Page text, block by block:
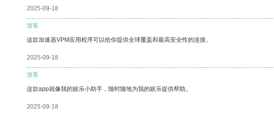
2025-09-18
游客
这款加速器VPM应用程序可以给你提供全球覆盖和最高安全性的连接。
2025-09-18
游客
这款app就像我的娱乐小助手，随时随地为我的娱乐提供帮助。
2025-09-18